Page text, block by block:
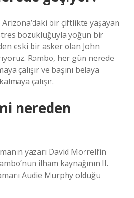
Arizona’daki bir çiftlikte yaşayan
bozukluğuyla yoğun bir
eski bir asker olan John
Rambo, her gün nerede
çalışır ve başını belaya
çalışır.
nereden
yazarı David Morrell’in
ilham kaynağının II.
Audie Murphy olduğu